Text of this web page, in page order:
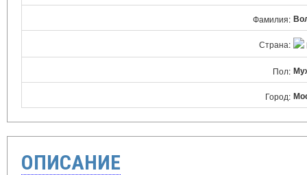
Фамилия:
Страна:
Пол:
Город:
ОПИСАНИЕ